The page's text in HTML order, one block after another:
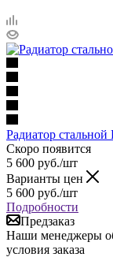
Радиатор
Скоро появится
5 600 руб./шт
Варианты цен
5 600 руб./шт
Подробности
Предзаказ
Наши менеджеры
условия заказа